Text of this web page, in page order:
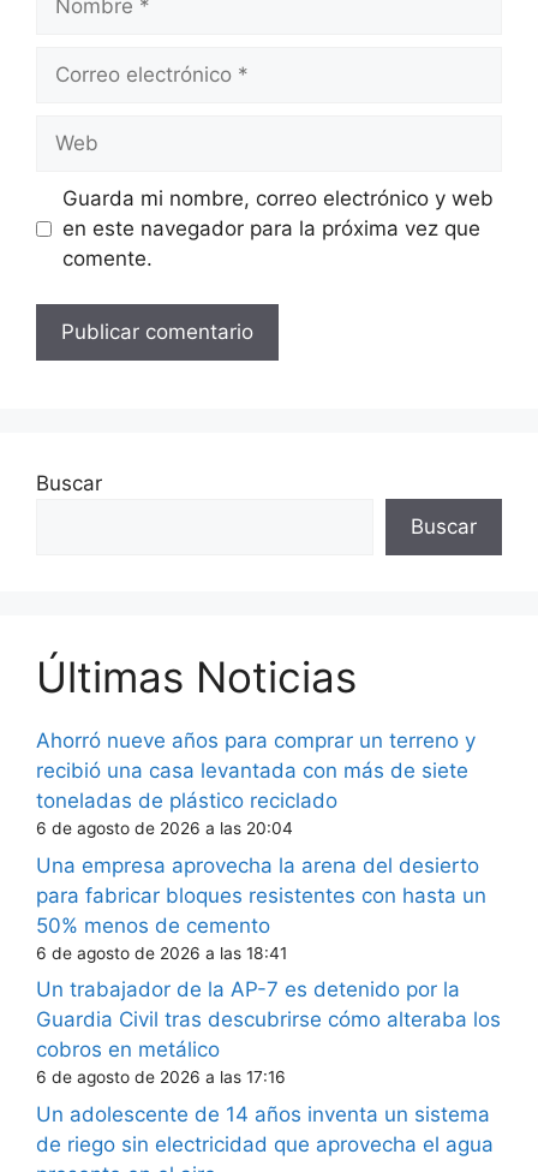
electrónico
Guarda mi nombre, correo electrónico y web
en este navegador para la próxima vez que
comente.
Buscar
Buscar
Últimas Noticias
Ahorró nueve años para comprar un terreno y
recibió una casa levantada con más de siete
toneladas de plástico reciclado
6 de agosto de 2026 a las 20:04
Una empresa aprovecha la arena del desierto
para fabricar bloques resistentes con hasta un
50% menos de cemento
6 de agosto de 2026 a las 18:41
Un trabajador de la AP-7 es detenido por la
Guardia Civil tras descubrirse cómo alteraba los
cobros en metálico
6 de agosto de 2026 a las 17:16
Un adolescente de 14 años inventa un sistema
de riego sin electricidad que aprovecha el agua